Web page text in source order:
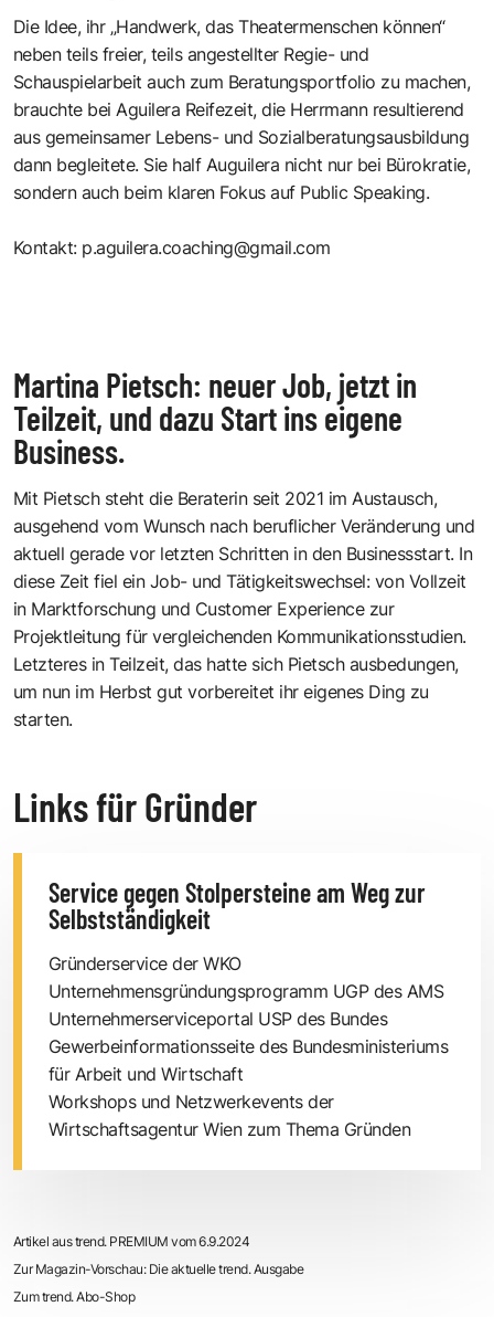
Die Idee, ihr „Handwerk, das Theatermenschen können“
neben teils freier, teils angestellter Regie- und
Schauspielarbeit auch zum Beratungsportfolio zu machen,
brauchte bei Aguilera Reifezeit, die Herrmann resultierend
aus gemeinsamer Lebens- und Sozialberatungsausbildung
dann begleitete. Sie half Auguilera nicht nur bei Bürokratie,
sondern auch beim klaren Fokus auf Public Speaking.
Kontakt: p.aguilera.coaching@gmail.com
Martina Pietsch: neuer Job, jetzt in
Teilzeit, und dazu Start ins eigene
Business.
Mit Pietsch steht die Beraterin seit 2021 im Austausch,
ausgehend vom Wunsch nach beruflicher Veränderung und
aktuell gerade vor letzten Schritten in den Businessstart. In
diese Zeit fiel ein Job- und Tätigkeitswechsel: von Vollzeit
in Marktforschung und Customer Experience zur
Projektleitung für vergleichenden Kommunikationsstudien.
Letzteres in Teilzeit, das hatte sich Pietsch ausbedungen,
um nun im Herbst gut vorbereitet ihr eigenes Ding zu
starten.
Links für Gründer
Service gegen Stolpersteine am Weg zur
Selbstständigkeit
Gründerservice der WKO
Unternehmensgründungsprogramm UGP des AMS
Unternehmerserviceportal USP des Bundes
Gewerbeinformationsseite des Bundesministeriums
für Arbeit und Wirtschaft
Workshops und Netzwerkevents der
Wirtschaftsagentur Wien zum Thema Gründen
Artikel aus trend. PREMIUM vom 6.9.2024
Zur Magazin-Vorschau: Die aktuelle trend. Ausgabe
Zum trend. Abo-Shop